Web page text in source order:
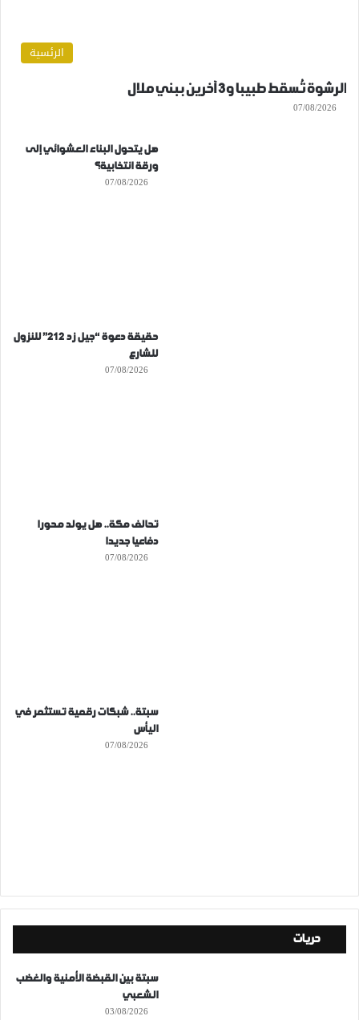
الرئسية
الرشوة تُسقط طبيبا و3 آخرين ببني ملال
07/08/2026
هل يتحول البناء العشوائي إلى
ورقة انتخابية؟
07/08/2026
حقيقة دعوة “جيل زد 212” للنزول
للشارع
07/08/2026
تحالف مكة.. هل يولد محورا
دفاعيا جديدا
07/08/2026
سبتة.. شبكات رقمية تستثمر في
اليأس
07/08/2026
حريات
سبتة بين القبضة الأمنية والغضب
الشعبي
03/08/2026